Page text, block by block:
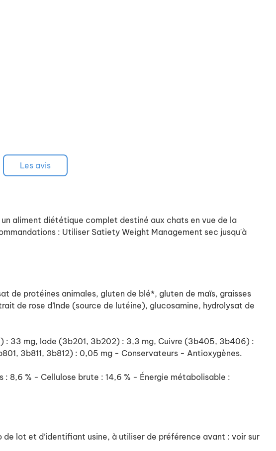
Les avis
aliment diététique complet destiné aux chats en vue de la
: Utiliser Satiety Weight Management sec jusqu'à
de protéines animales, gluten de blé*, gluten de maïs, graisses
de rose d’Inde (source de lutéine), glucosamine, hydrolysat de
: 33 mg, Iode (3b201, 3b202) : 3,3 mg, Cuivre (3b405, 3b406) :
3b811, 3b812) : 0,05 mg - Conservateurs - Antioxygènes.
8,6 % - Cellulose brute : 14,6 % - Énergie métabolisable :
lot et d’identifiant usine, à utiliser de préférence avant : voir sur